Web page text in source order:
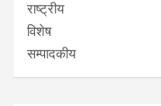
राष्ट्रीय
विशेष
सम्पादकीय